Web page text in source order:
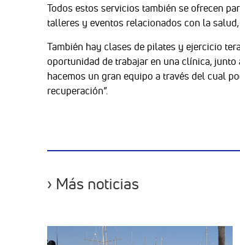
Todos estos servicios también se ofrecen
talleres y eventos relacionados con la
También hay clases de pilates y ejercicio
oportunidad de trabajar en una clínica,
hacemos un gran equipo a través del cual
recuperación”.
› Más noticias